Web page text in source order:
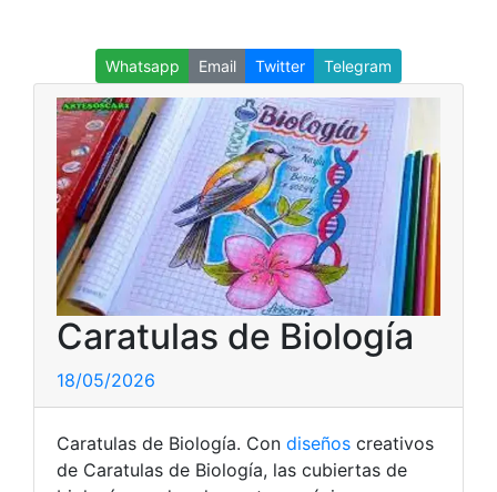
Whatsapp Email Twitter Telegram
Caratulas de Biología
18/05/2026
Caratulas de Biología. Con diseños creativos
de Caratulas de Biología, las cubiertas de